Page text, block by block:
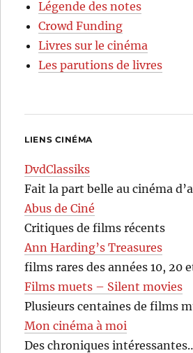
Légende des notes
Crowd Funding
Livres sur le cinéma
Les parutions de livres
LIENS CINÉMA
DvdClassiks
Fait la part belle au cinéma
Abus de Ciné
Critiques de films récents
Ann Harding’s Treasures
films rares des années 10, 20
Films muets – Silent movies
Plusieurs centaines de films
Mon cinéma à moi
Des chroniques